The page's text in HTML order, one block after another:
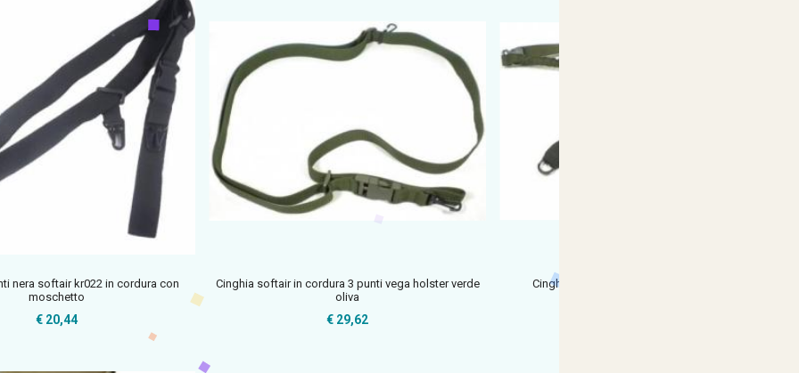
nera softair kr022 in cordura con
moschetto
€ 20,44
Cinghia softair in cordura 3 punti vega holster verde
oliva
€ 29,62
Cinghia 01744 softair nylon 1 punto verde